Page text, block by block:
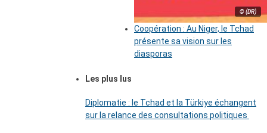
© (DR)
Coopération : Au Niger, le Tchad
présente sa vision sur les
diasporas
Les plus lus
Diplomatie : le Tchad et la Türkiye échangent
sur la relance des consultations politiques